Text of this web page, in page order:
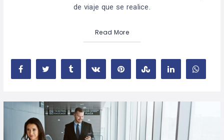
de viaje que se realice.
Read More